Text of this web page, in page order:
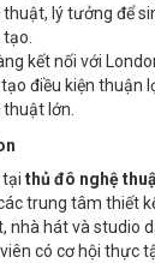
thuật, lý tưởng để
kết nối với
điều kiện thuận
lớn.
tại thủ đô nghệ
trung tâm thiết
nhà hát và studio
có cơ hội thực